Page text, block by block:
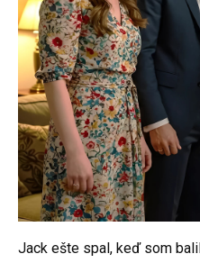
Jack ešte spal, keď som